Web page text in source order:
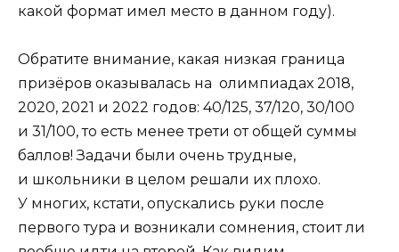
какой формат имел место в данном году).
Обратите внимание, какая низкая граница
призёров оказывалась на олимпиадах 2018,
2020, 2021 и 2022 годов: 40/125, 37/120, 30/100
и 31/100, то есть менее трети от общей суммы
баллов! Задачи были очень трудные,
и школьники в целом решали их плохо.
У многих, кстати, опускались руки после
первого тура и возникали сомнения, стоит ли